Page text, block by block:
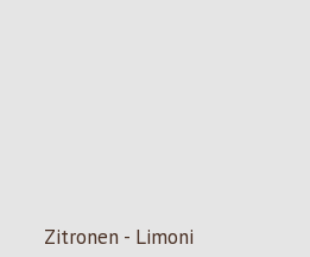
Zitronen - Limoni